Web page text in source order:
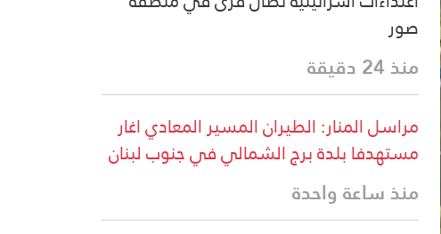
صور
منذ 24 دقيقة
مراسل المنار: الطيران المسير المعادي اغار
مستهدفا بلدة برج الشمالي في جنوب لبنان
منذ ساعة واحدة